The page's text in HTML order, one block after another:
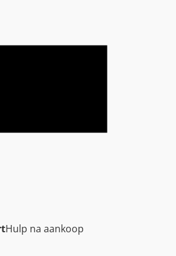
Hulp na aankoop